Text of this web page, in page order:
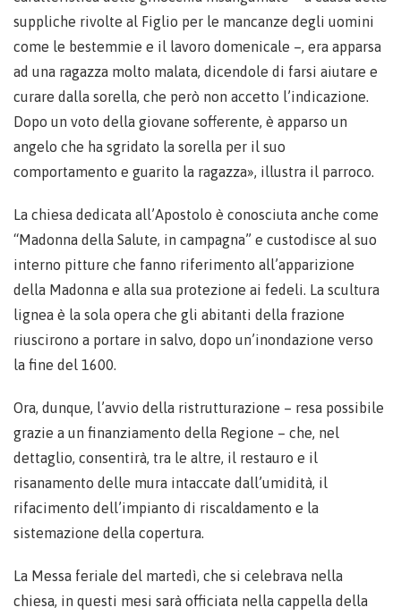
suppliche rivolte al Figlio per le mancanze degli uomini
come le bestemmie e il lavoro domenicale –, era apparsa
ad una ragazza molto malata, dicendole di farsi aiutare e
curare dalla sorella, che però non accetto l’indicazione.
Dopo un voto della giovane sofferente, è apparso un
angelo che ha sgridato la sorella per il suo
comportamento e guarito la ragazza», illustra il parroco.
La chiesa dedicata all’Apostolo è conosciuta anche come
“Madonna della Salute, in campagna” e custodisce al suo
interno pitture che fanno riferimento all’apparizione
della Madonna e alla sua protezione ai fedeli. La scultura
lignea è la sola opera che gli abitanti della frazione
riuscirono a portare in salvo, dopo un’inondazione verso
la fine del 1600.
Ora, dunque, l’avvio della ristrutturazione – resa possibile
grazie a un finanziamento della Regione – che, nel
dettaglio, consentirà, tra le altre, il restauro e il
risanamento delle mura intaccate dall’umidità, il
rifacimento dell’impianto di riscaldamento e la
sistemazione della copertura.
La Messa feriale del martedì, che si celebrava nella
chiesa, in questi mesi sarà officiata nella cappella della